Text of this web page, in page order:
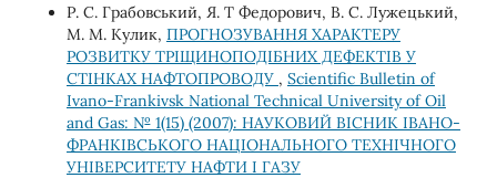
Р. С. Грабовський, Я. Т Федорович, В. С. Лужецький,
М. М. Кулик, ПРОГНОЗУВАННЯ ХАРАКТЕРУ
РОЗВИТКУ ТРІЩИНОПОДІБНИХ ДЕФЕКТІВ У
СТІНКАХ НАФТОПРОВОДУ , Scientific Bulletin of
Ivano-Frankivsk National Technical University of Oil
and Gas: № 1(15) (2007): НАУКОВИЙ ВІСНИК ІВАНО-
ФРАНКІВСЬКОГО НАЦІОНАЛЬНОГО ТЕХНІЧНОГО
УНІВЕРСИТЕТУ НАФТИ І ГАЗУ